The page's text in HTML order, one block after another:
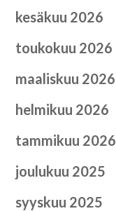
kesäkuu 2026
toukokuu 2026
maaliskuu 2026
helmikuu 2026
tammikuu 2026
joulukuu 2025
syyskuu 2025